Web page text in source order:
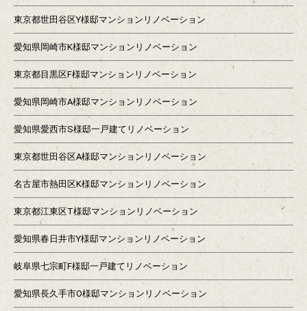
東京都世田谷区Y様邸マンションリノベーション
愛知県岡崎市K様邸マンションリノベーション
東京都目黒区F様邸マンションリノベーション
愛知県岡崎市A様邸マンションリノベーション
愛知県愛西市S様邸一戸建てリノベーション
東京都世田谷区A様邸マンションリノベーション
名古屋市熱田区K様邸マンションリノベーション
東京都江東区T様邸マンションリノベーション
愛知県春日井市Y様邸マンションリノベーション
岐阜県七宗町F様邸一戸建てリノベーション
愛知県長久手市O様邸マンションリノベーション